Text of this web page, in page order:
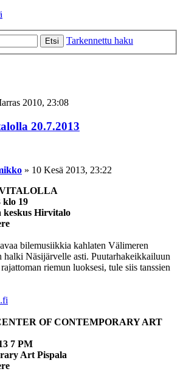
Etsi
Tarkennettu haku
2010, 23:08
20.7.2013
» 10 Kesä 2013, 23:22
klo 19
keskus Hirvitalo
bilemusiikkia kahlaten Välimeren
halki Näsijärvelle asti. Puutarhakeikkailuun
riemun luoksesi, tule siis tanssien
OF CONTEMPORARY ART
7 PM
Art Pispala